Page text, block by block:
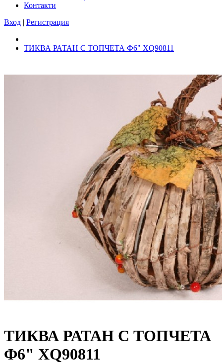
Контакти
Вход | Регистрация
ТИКВА РАТАН С ТОПЧЕТА Ф6" XQ90811
ТИКВА РАТАН С ТОПЧЕТА
Ф6" XQ90811